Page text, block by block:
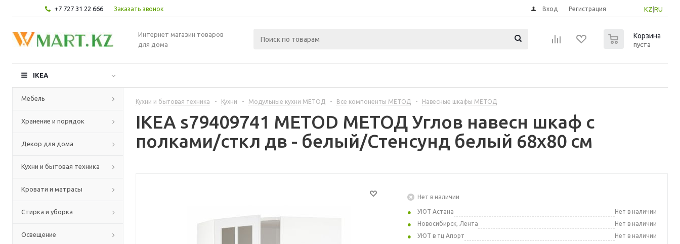
+7 727 31 22 666 Заказать звонок KZ RU
Вход Регистрация
Интернет магазин товаров
для дома
Корзина
пуста
IKEA
Мебель
Хранение и порядок
Декор для дома
Кухни и бытовая техника
Кровати и матрасы
Стирка и уборка
Освещение
Кухни и бытовая техника - Кухни - Модульные кухни МЕТОД - Все компоненты МЕТОД - Навесные шкафы МЕТОД
IKEA s79409741 METOD МЕТОД Углов навесн шкаф с
полками/сткл дв - белый/Стенсунд белый 68x80 см
Нет в наличии
УЮТ Астана
Нет в наличии
Новосибирск, Лента
Нет в наличии
УЮТ в тц Апорт
Нет в наличии